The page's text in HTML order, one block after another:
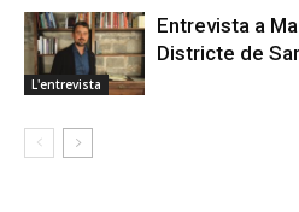
L'entrevista
Entrevista a
Districte de